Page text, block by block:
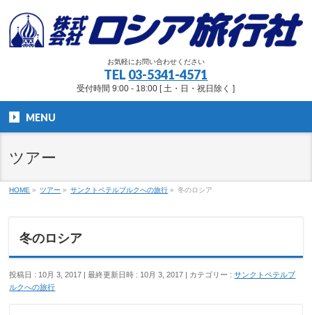
お気軽にお問い合わせください
TEL 03-5341-4571
受付時間 9:00 - 18:00 [ 土・日・祝日除く ]
MENU
ツアー
HOME » ツアー » サンクトペテルブルクへの旅行 » 冬のロシア
冬のロシア
投稿日 : 10月 3, 2017 最終更新日時 : 10月 3, 2017 カテゴリー :サンクトペテルブ
ルクへの旅行